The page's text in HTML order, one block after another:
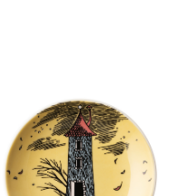
ムーミンズデイ 2026 ミニプレ
ート
￥1,650
(税込)